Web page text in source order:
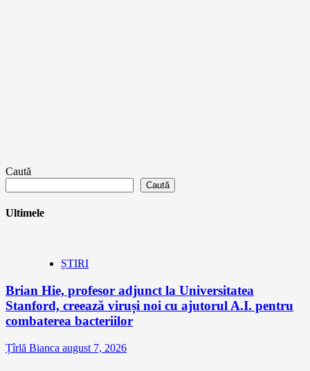
Caută
Caută
Ultimele
ȘTIRI
Brian Hie, profesor adjunct la Universitatea
Stanford, creează viruși noi cu ajutorul A.I. pentru
combaterea bacteriilor
Țîrlă Bianca august 7, 2026